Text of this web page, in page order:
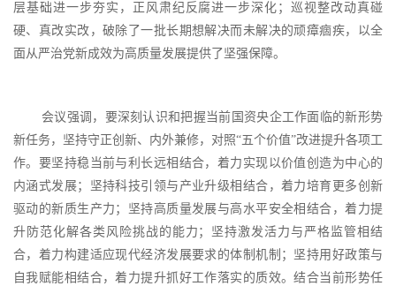
层基础进一步夯实，正风肃纪反腐进一步深化；巡视整改动真碰
硬、真改实改，破除了一批长期想解决而未解决的顽瘴痼疾，以全
面从严治党新成效为高质量发展提供了坚强保障。
会议强调，要深刻认识和把握当前国资央企工作面临的新形势
新任务，坚持守正创新、内外兼修，对照“五个价值”改进提升各项工
作。要坚持稳当前与利长远相结合，着力实现以价值创造为中心的
内涵式发展；坚持科技引领与产业升级相结合，着力培育更多创新
驱动的新质生产力；坚持高质量发展与高水平安全相结合，着力提
升防范化解各类风险挑战的能力；坚持激发活力与严格监管相结
合，着力构建适应现代经济发展要求的体制机制；坚持用好政策与
自我赋能相结合，着力提升抓好工作落实的质效。结合当前形势任